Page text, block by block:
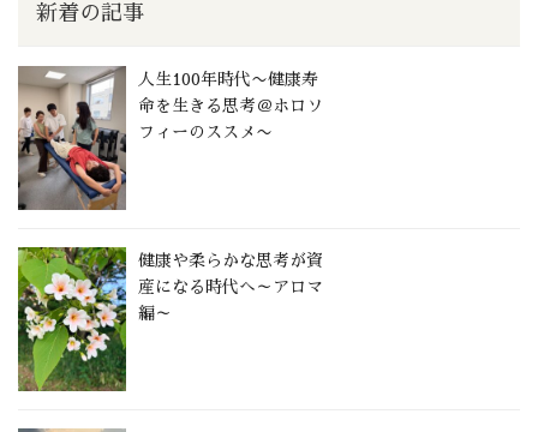
新着の記事
人生100年時代〜健康寿
命を生きる思考＠ホロソ
フィーのススメ〜
健康や柔らかな思考が資
産になる時代へ～アロマ
編～